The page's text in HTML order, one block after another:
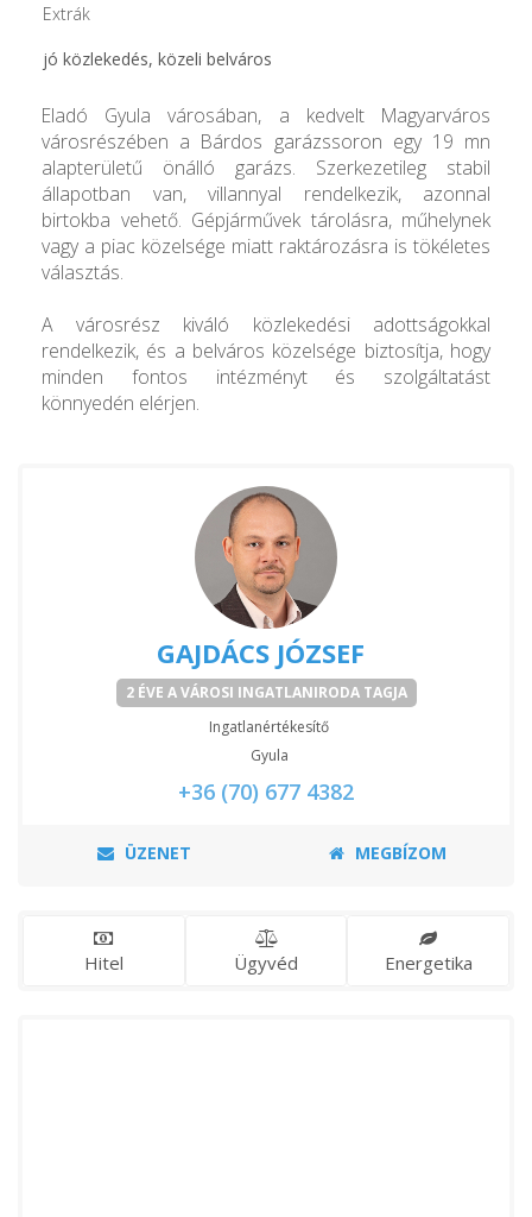
Extrák
jó közlekedés, közeli belváros
Eladó Gyula városában, a kedvelt Magyarváros
városrészében a Bárdos garázssoron egy 19 mn
alapterületű önálló garázs. Szerkezetileg stabil
állapotban van, villannyal rendelkezik, azonnal
birtokba vehető. Gépjárművek tárolásra, műhelynek
vagy a piac közelsége miatt raktározásra is tökéletes
választás.
A városrész kiváló közlekedési adottságokkal
rendelkezik, és a belváros közelsége biztosítja, hogy
minden fontos intézményt és szolgáltatást
könnyedén elérjen.
GAJDÁCS JÓZSEF
2 ÉVE A VÁROSI INGATLANIRODA TAGJA
Ingatlanértékesítő
Gyula
+36 (70) 677 4382
ÜZENET MEGBÍZOM
Hitel Ügyvéd Energetika